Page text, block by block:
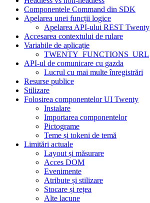
Componentele Command din SDK
Apelarea unei funcții logice
Apelarea API-ului REST Twenty
Accesarea contextului de rulare
Variabile de aplicație
TWENTY_FUNCTIONS_URL
API-ul de comunicare cu gazda
Lucrul cu mai multe înregistrări
Resurse publice
Stilizare
Folosirea componentelor UI Twenty
Instalare
Importarea componentelor
Pictograme
Teme și tokeni de temă
Limitări actuale
Layout și măsurare
Acces DOM
Evenimente
Atribute și stilizare
Stocare și rețea
Alte lacune